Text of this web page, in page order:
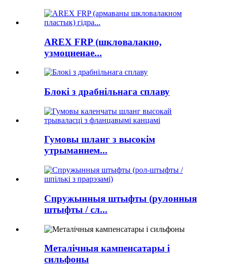
AREX FRP (шкловалакно,
узмоцненае...
Блокі з драбнільнага сплаву
Гумовы шланг з высокім
утрыманнем...
Спружынныя штыфты (рулонныя
штыфты / сл...
Металічныя кампенсатары і
сильфоны